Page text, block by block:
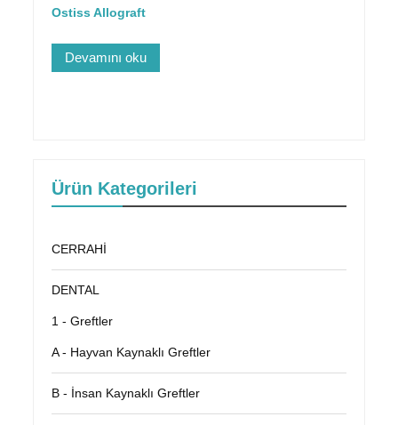
Ostiss Allograft
Devamını oku
Ürün Kategorileri
CERRAHİ
DENTAL
1 - Greftler
A - Hayvan Kaynaklı Greftler
B - İnsan Kaynaklı Greftler